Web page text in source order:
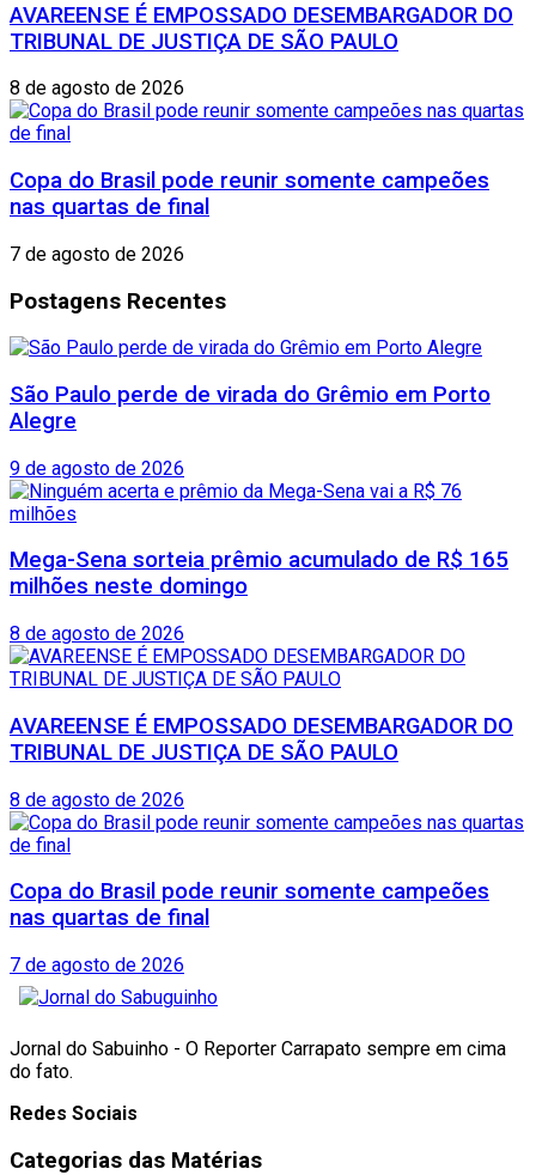
AVAREENSE É EMPOSSADO DESEMBARGADOR DO
TRIBUNAL DE JUSTIÇA DE SÃO PAULO
8 de agosto de 2026
Copa do Brasil pode reunir somente campeões
nas quartas de final
7 de agosto de 2026
Postagens Recentes
São Paulo perde de virada do Grêmio em Porto
Alegre
9 de agosto de 2026
Mega-Sena sorteia prêmio acumulado de R$ 165
milhões neste domingo
8 de agosto de 2026
AVAREENSE É EMPOSSADO DESEMBARGADOR DO
TRIBUNAL DE JUSTIÇA DE SÃO PAULO
8 de agosto de 2026
Copa do Brasil pode reunir somente campeões
nas quartas de final
7 de agosto de 2026
Jornal do Sabuinho - O Reporter Carrapato sempre em cima
do fato.
Redes Sociais
Categorias das Matérias